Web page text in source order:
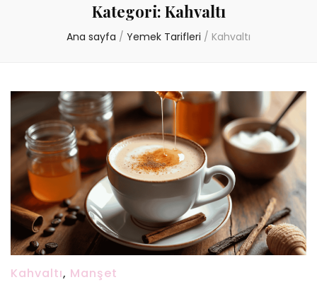
Kategori: Kahvaltı
Ana sayfa / Yemek Tarifleri / Kahvaltı
Kahvaltı, Manşet